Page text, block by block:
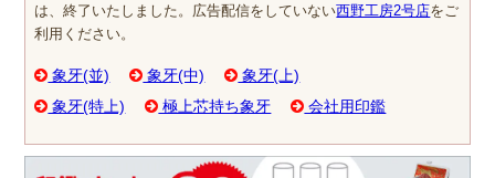
は、終了いたしました。広告配信をしていない西野工房2号店をご
利用ください。
象牙(並) 象牙(中)
象牙(上)
象牙(特上)
極上芯持ち象牙 会社用印鑑